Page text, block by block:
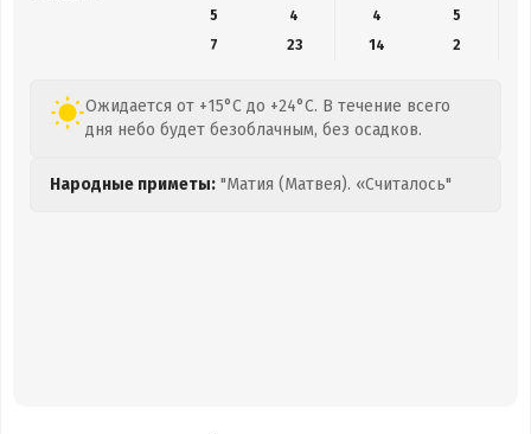
5
4 4
5
7
23 14 2
Ожидается от +15°C до +24°C. В течение всего
дня небо будет безоблачным, без осадков.
Народные приметы: "Матия (Матвея). «Считалось"